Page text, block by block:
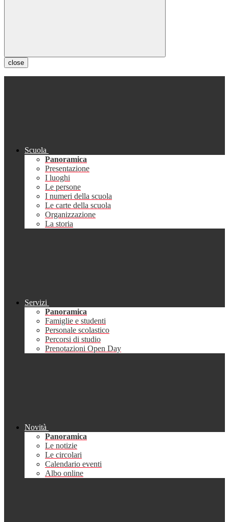
close
Scuola
Panoramica
Presentazione
I luoghi
Le persone
I numeri della scuola
Le carte della scuola
Organizzazione
La storia
Servizi
Panoramica
Famiglie e studenti
Personale scolastico
Percorsi di studio
Prenotazioni Open Day
Novità
Panoramica
Le notizie
Le circolari
Calendario eventi
Albo online